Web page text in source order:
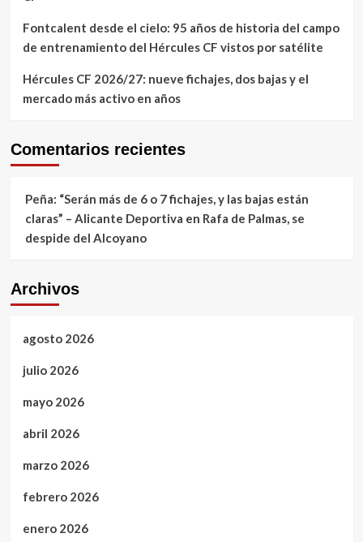
Fontcalent desde el cielo: 95 años de historia del campo
de entrenamiento del Hércules CF vistos por satélite
Hércules CF 2026/27: nueve fichajes, dos bajas y el
mercado más activo en años
Comentarios recientes
Peña: “Serán más de 6 o 7 fichajes, y las bajas están
claras” – Alicante Deportiva en Rafa de Palmas, se
despide del Alcoyano
Archivos
agosto 2026
julio 2026
mayo 2026
abril 2026
marzo 2026
febrero 2026
enero 2026